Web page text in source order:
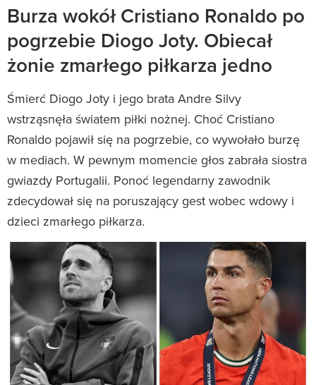
Burza wokół Cristiano Ronaldo po
pogrzebie Diogo Joty. Obiecał
żonie zmarłego piłkarza jedno
Śmierć Diogo Joty i jego brata Andre Silvy
wstrząsnęła światem piłki nożnej. Choć Cristiano
Ronaldo pojawił się na pogrzebie, co wywołało burzę
w mediach. W pewnym momencie głos zabrała siostra
gwiazdy Portugalii. Ponoć legendarny zawodnik
zdecydował się na poruszający gest wobec wdowy i
dzieci zmarłego piłkarza.